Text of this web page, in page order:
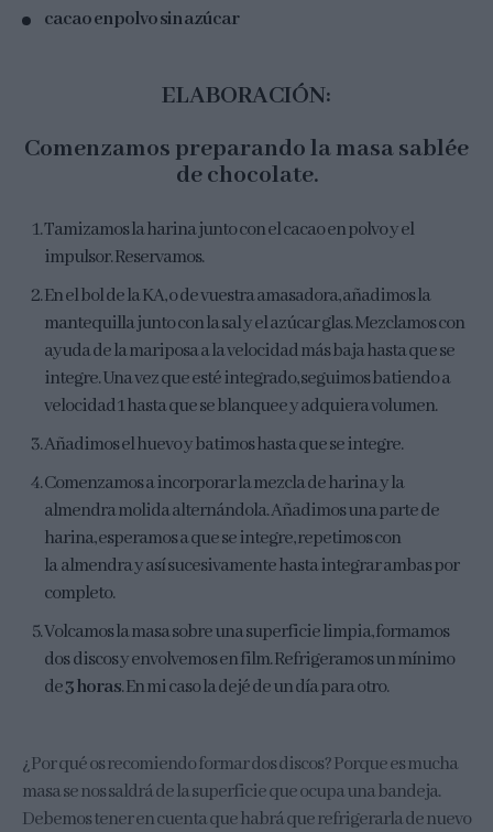
cacao en polvo sin azúcar
ELABORACIÓN:
Comenzamos preparando la masa sablée
de chocolate.
Tamizamos la harina junto con el cacao en polvo y el
impulsor. Reservamos.
En el bol de la KA, o de vuestra amasadora, añadimos la
mantequilla junto con la sal y el azúcar glas. Mezclamos con
ayuda de la mariposa a la velocidad más baja hasta que se
integre. Una vez que esté integrado, seguimos batiendo a
velocidad 1 hasta que se blanquee y adquiera volumen.
Añadimos el huevo y batimos hasta que se integre.
Comenzamos a incorporar la mezcla de harina y la
almendra molida alternándola. Añadimos una parte de
harina, esperamos a que se integre, repetimos con
la almendra y así sucesivamente hasta integrar ambas por
completo.
Volcamos la masa sobre una superficie limpia, formamos
dos discos y envolvemos en film. Refrigeramos un mínimo
de3 horas. En mi caso la dejé de un día para otro.
¿Por qué os recomiendo formar dos discos? Porque es mucha
masa se nos saldrá de la superficie que ocupa una bandeja.
Debemos tener en cuenta que habrá que refrigerarla de nuevo